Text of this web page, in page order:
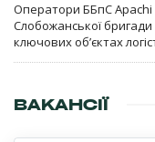
Оператори ББпС Apachi
Слобожанської
ключових об’єктах
ВАКАНСІЇ